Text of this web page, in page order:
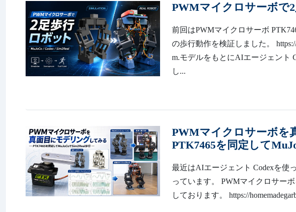
PWMマイクロサーボで
前回はPWMマイクロサーボ
の歩行動作を検証しました。 https://
m.モデルをもとにAIエージェント
し...
PWMマイクロサーボ
PTK7465を同定して
最近はAIエージェント Codexを使
っています。 PWMマイクロサー
しております。 https://